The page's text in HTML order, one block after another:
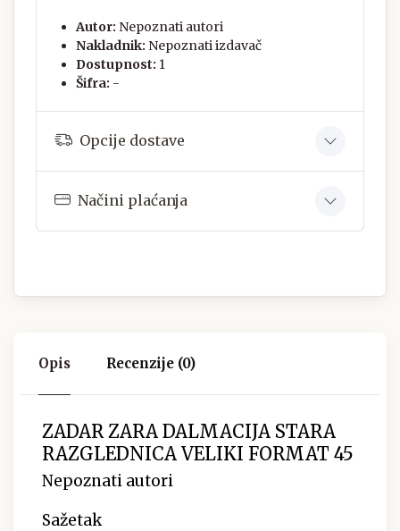
Autor: Nepoznati autori
Nakladnik: Nepoznati izdavač
Dostupnost: 1
Šifra: -
Opcije dostave
Načini plaćanja
Opis Recenzije (0)
ZADAR ZARA DALMACIJA STARA
RAZGLEDNICA VELIKI FORMAT 45
Nepoznati autori
Sažetak